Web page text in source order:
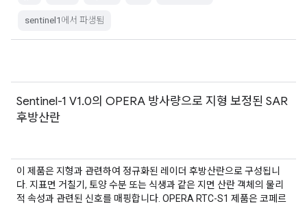
sentinel1에서 파생됨
Sentinel-1 V1.0의 OPERA 방사량으로 지형 보정된 SAR
후방산란
이 제품은 지형과 관련하여 정규화된 레이더 후방산란으로 구성됩니
다. 지표면 거칠기, 토양 수분 또는 식생과 같은 지면 산란 객체의 물리
적 속성과 관련된 신호를 매핑합니다. OPERA RTC-S1 제품은 코페르